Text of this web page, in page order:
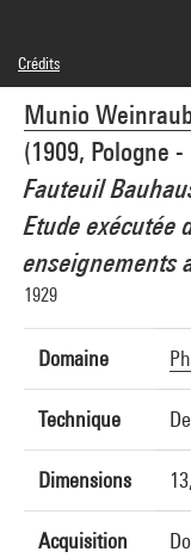
Munio
(1909, Pologne
Fauteuil
Etude exécutée
enseignements
1929
Domaine
Technique
Dimensions
Acquisition
Crédits
© Fondation Gitai
Crédit photographique :
GrandPalaisRmn
Réf. image : 4F31585 [1996
Diffusion image :